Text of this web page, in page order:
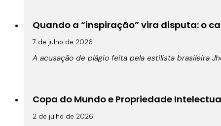
Quando a “inspiração” vira disputa: o
7 de julho de 2026
A acusação de plágio feita pela estilista brasileira
Copa do Mundo e Propriedade
2 de julho de 2026